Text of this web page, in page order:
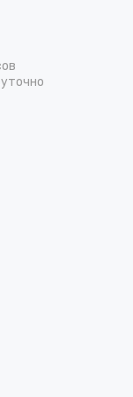
среди
фильтров,
и другие СИЗ.